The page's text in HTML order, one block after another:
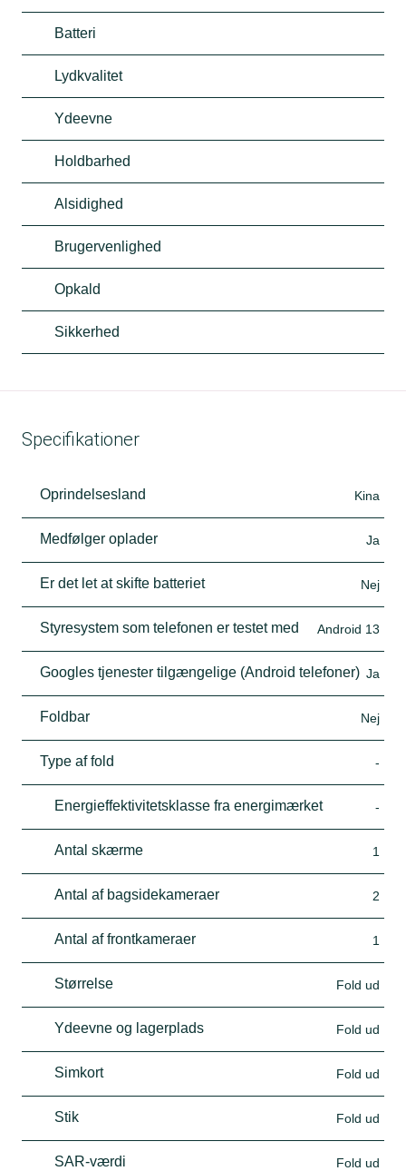
Batteri
Lydkvalitet
Ydeevne
Holdbarhed
Alsidighed
Brugervenlighed
Opkald
Sikkerhed
Specifikationer
Oprindelsesland Kina
Medfølger oplader Ja
Er det let at skifte batteriet Nej
Styresystem som telefonen er testet med Android 13
Googles tjenester tilgængelige (Android telefoner) Ja
Foldbar Nej
Type af fold -
Energieffektivitetsklasse fra energimærket -
Antal skærme 1
Antal af bagsidekameraer 2
Antal af frontkameraer 1
Størrelse Fold ud
Ydeevne og lagerplads Fold ud
Simkort Fold ud
Stik Fold ud
SAR-værdi Fold ud